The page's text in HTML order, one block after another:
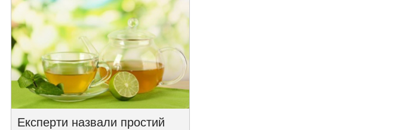
Експерти назвали простий